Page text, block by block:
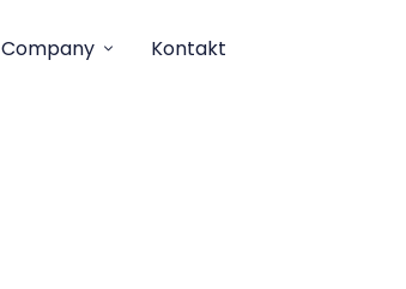
Company Kontakt